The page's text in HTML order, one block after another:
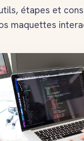
étapes et
maquettes